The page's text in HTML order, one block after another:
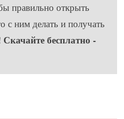
правильно открыть
ним делать и получать
Скачайте бесплатно -